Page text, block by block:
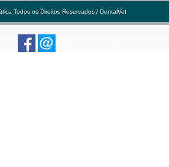
Todos os Direitos Reservados / DentalVet